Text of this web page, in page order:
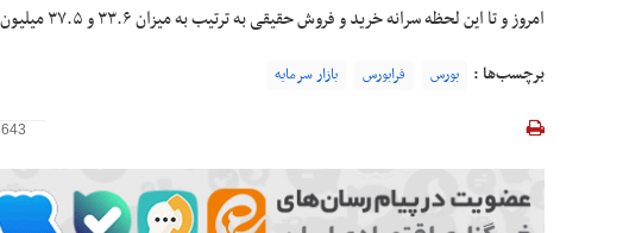
امروز و تا این لحظه سرانه خرید و فروش حقیقی به ترتیب به میزان ۳۳.۶ و ۳۷.۵ میلیون تومان است.
برچسب‌ها : بورس فرابورس بازار سرمایه